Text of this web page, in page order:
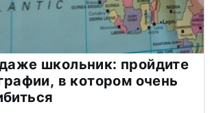
школьник: пройдите
в котором очень